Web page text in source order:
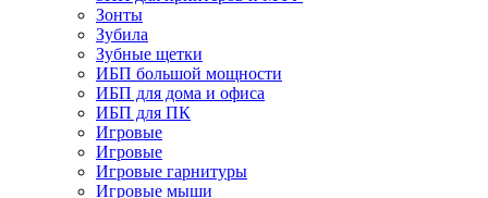
Зонты
Зубила
Зубные щетки
ИБП большой мощности
ИБП для дома и офиса
ИБП для ПК
Игровые
Игровые
Игровые гарнитуры
Игровые мыши